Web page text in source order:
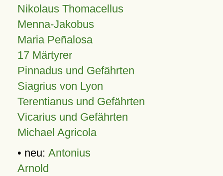
Nikolaus Thomacellus
Menna-Jakobus
Maria Peñalosa
17 Märtyrer
Pinnadus und Gefährten
Siagrius von Lyon
Terentianus und Gefährten
Vicarius und Gefährten
Michael Agricola
• neu: Antonius
Arnold